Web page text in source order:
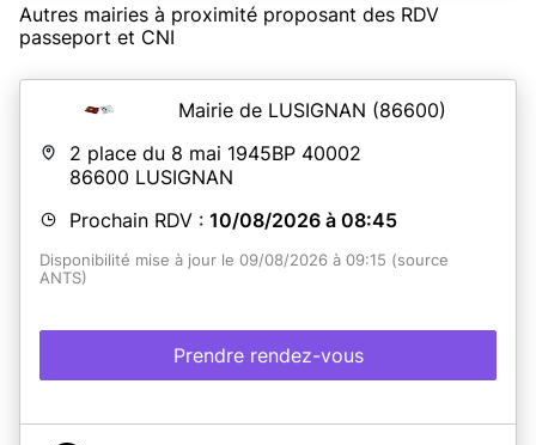
Autres mairies à proximité proposant des RDV
passeport et CNI
Mairie de LUSIGNAN (86600)
2 place du 8 mai 1945BP 40002
86600 LUSIGNAN
Prochain RDV : 10/08/2026 à 08:45
Disponibilité mise à jour le 09/08/2026 à 09:15 (source
ANTS)
Prendre rendez-vous